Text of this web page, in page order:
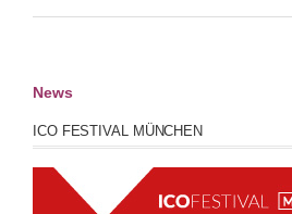
News
ICO FESTIVAL MÜNCHEN